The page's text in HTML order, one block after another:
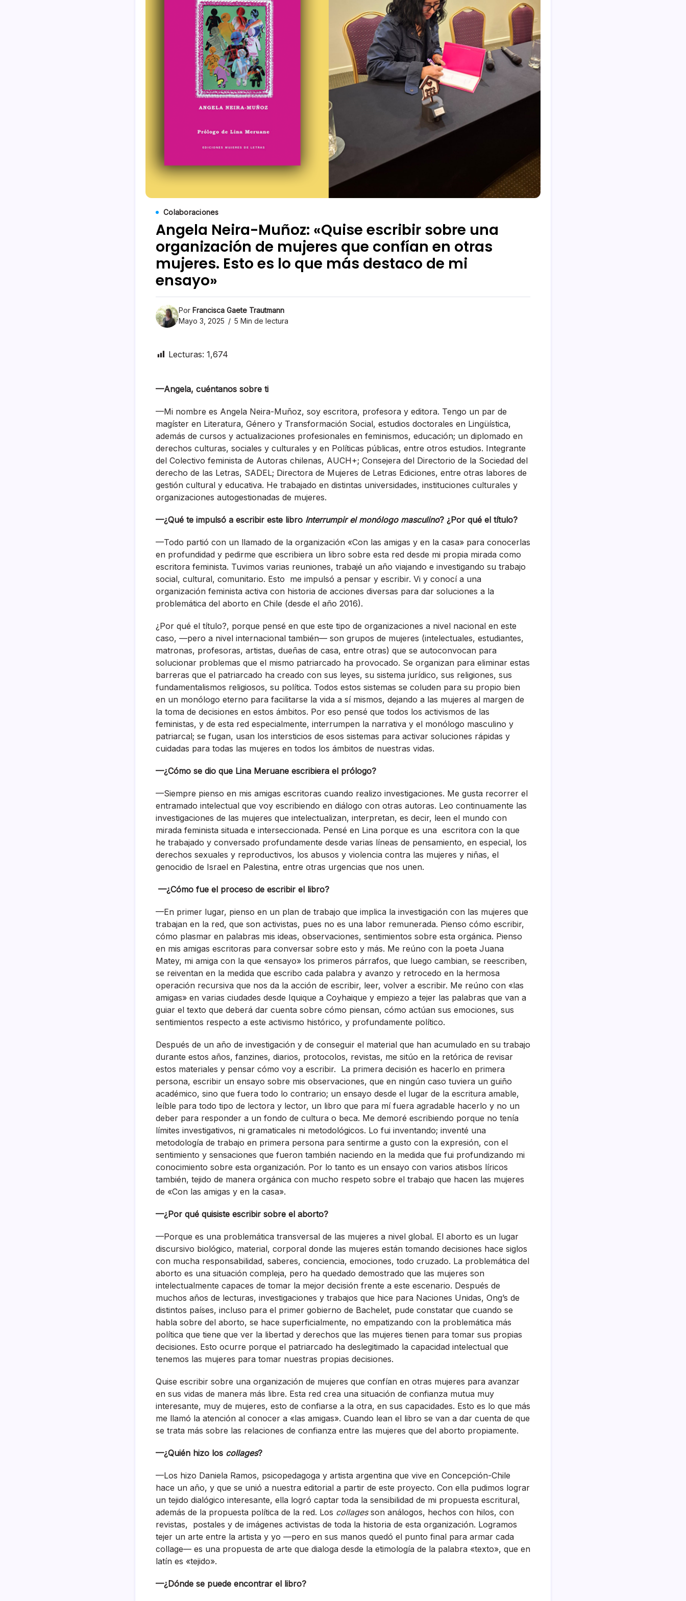
Colaboraciones
Angela Neira-Muñoz: «Quise escribir sobre una
organización de mujeres que confían en otras
mujeres. Esto es lo que más destaco de mi
ensayo»
Por Francisca Gaete Trautmann
Mayo 3, 2025
5 Min de lectura
Lecturas: 1,674
—Angela, cuéntanos sobre ti
—Mi nombre es Angela Neira-Muñoz, soy escritora, profesora y editora. Tengo un par de
magíster en Literatura, Género y Transformación Social, estudios doctorales en Lingüística,
además de cursos y actualizaciones profesionales en feminismos, educación; un diplomado en
derechos culturas, sociales y culturales y en Políticas públicas, entre otros estudios. Integrante
del Colectivo feminista de Autoras chilenas, AUCH+; Consejera del Directorio de la Sociedad del
derecho de las Letras, SADEL; Directora de Mujeres de Letras Ediciones, entre otras labores de
gestión cultural y educativa. He trabajado en distintas universidades, instituciones culturales y
organizaciones autogestionadas de mujeres.
—¿Qué te impulsó a escribir este libro Interrumpir el monólogo masculino? ¿Por qué el título?
—Todo partió con un llamado de la organización «Con las amigas y en la casa» para conocerlas
en profundidad y pedirme que escribiera un libro sobre esta red desde mi propia mirada como
escritora feminista. Tuvimos varias reuniones, trabajé un año viajando e investigando su trabajo
social, cultural, comunitario. Esto me impulsó a pensar y escribir. Vi y conocí a una
organización feminista activa con historia de acciones diversas para dar soluciones a la
problemática del aborto en Chile (desde el año 2016).
¿Por qué el título?, porque pensé en que este tipo de organizaciones a nivel nacional en este
caso, —pero a nivel internacional también— son grupos de mujeres (intelectuales, estudiantes,
matronas, profesoras, artistas, dueñas de casa, entre otras) que se autoconvocan para
solucionar problemas que el mismo patriarcado ha provocado. Se organizan para eliminar estas
barreras que el patriarcado ha creado con sus leyes, su sistema jurídico, sus religiones, sus
fundamentalismos religiosos, su política. Todos estos sistemas se coluden para su propio bien
en un monólogo eterno para facilitarse la vida a sí mismos, dejando a las mujeres al margen de
la toma de decisiones en estos ámbitos. Por eso pensé que todos los activismos de las
feministas, y de esta red especialmente, interrumpen la narrativa y el monólogo masculino y
patriarcal; se fugan, usan los intersticios de esos sistemas para activar soluciones rápidas y
cuidadas para todas las mujeres en todos los ámbitos de nuestras vidas.
—¿Cómo se dio que Lina Meruane escribiera el prólogo?
—Siempre pienso en mis amigas escritoras cuando realizo investigaciones. Me gusta recorrer el
entramado intelectual que voy escribiendo en diálogo con otras autoras. Leo continuamente las
investigaciones de las mujeres que intelectualizan, interpretan, es decir, leen el mundo con
mirada feminista situada e interseccionada. Pensé en Lina porque es una escritora con la que
he trabajado y conversado profundamente desde varias líneas de pensamiento, en especial, los
derechos sexuales y reproductivos, los abusos y violencia contra las mujeres y niñas, el
genocidio de Israel en Palestina, entre otras urgencias que nos unen.
—¿Cómo fue el proceso de escribir el libro?
—En primer lugar, pienso en un plan de trabajo que implica la investigación con las mujeres que
trabajan en la red, que son activistas, pues no es una labor remunerada. Pienso cómo escribir,
cómo plasmar en palabras mis ideas, observaciones, sentimientos sobre esta orgánica. Pienso
en mis amigas escritoras para conversar sobre esto y más. Me reúno con la poeta Juana
Matey, mi amiga con la que «ensayo» los primeros párrafos, que luego cambian, se reescriben,
se reiventan en la medida que escribo cada palabra y avanzo y retrocedo en la hermosa
operación recursiva que nos da la acción de escribir, leer, volver a escribir. Me reúno con «las
amigas» en varias ciudades desde Iquique a Coyhaique y empiezo a tejer las palabras que van a
guiar el texto que deberá dar cuenta sobre cómo piensan, cómo actúan sus emociones, sus
sentimientos respecto a este activismo histórico, y profundamente político.
Después de un año de investigación y de conseguir el material que han acumulado en su trabajo
durante estos años, fanzines, diarios, protocolos, revistas, me sitúo en la retórica de revisar
estos materiales y pensar cómo voy a escribir. La primera decisión es hacerlo en primera
persona, escribir un ensayo sobre mis observaciones, que en ningún caso tuviera un guiño
académico, sino que fuera todo lo contrario; un ensayo desde el lugar de la escritura amable,
leíble para todo tipo de lectora y lector, un libro que para mí fuera agradable hacerlo y no un
deber para responder a un fondo de cultura o beca. Me demoré escribiendo porque no tenía
límites investigativos, ni gramaticales ni metodológicos. Lo fui inventando; inventé una
metodología de trabajo en primera persona para sentirme a gusto con la expresión, con el
sentimiento y sensaciones que fueron también naciendo en la medida que fui profundizando mi
conocimiento sobre esta organización. Por lo tanto es un ensayo con varios atisbos líricos
también, tejido de manera orgánica con mucho respeto sobre el trabajo que hacen las mujeres
de «Con las amigas y en la casa».
—¿Por qué quisiste escribir sobre el aborto?
—Porque es una problemática transversal de las mujeres a nivel global. El aborto es un lugar
discursivo biológico, material, corporal donde las mujeres están tomando decisiones hace siglos
con mucha responsabilidad, saberes, conciencia, emociones, todo cruzado. La problemática del
aborto es una situación compleja, pero ha quedado demostrado que las mujeres son
intelectualmente capaces de tomar la mejor decisión frente a este escenario. Después de
muchos años de lecturas, investigaciones y trabajos que hice para Naciones Unidas, Ong’s de
distintos países, incluso para el primer gobierno de Bachelet, pude constatar que cuando se
habla sobre del aborto, se hace superficialmente, no empatizando con la problemática más
política que tiene que ver la libertad y derechos que las mujeres tienen para tomar sus propias
decisiones. Esto ocurre porque el patriarcado ha deslegitimado la capacidad intelectual que
tenemos las mujeres para tomar nuestras propias decisiones.
Quise escribir sobre una organización de mujeres que confían en otras mujeres para avanzar
en sus vidas de manera más libre. Esta red crea una situación de confianza mutua muy
interesante, muy de mujeres, esto de confiarse a la otra, en sus capacidades. Esto es lo que más
me llamó la atención al conocer a «las amigas». Cuando lean el libro se van a dar cuenta de que
se trata más sobre las relaciones de confianza entre las mujeres que del aborto propiamente.
—¿Quién hizo los collages?
—Los hizo Daniela Ramos, psicopedagoga y artista argentina que vive en Concepción-Chile
hace un año, y que se unió a nuestra editorial a partir de este proyecto. Con ella pudimos lograr
un tejido dialógico interesante, ella logró captar toda la sensibilidad de mi propuesta escritural,
además de la propuesta política de la red. Los collagesson análogos, hechos con hilos, con
revistas, postales y de imágenes activistas de toda la historia de esta organización. Logramos
tejer un arte entre la artista y yo —pero en sus manos quedó el punto final para armar cada
collage— es una propuesta de arte que dialoga desde la etimología de la palabra «texto», que en
latín es «tejido».
—¿Dónde se puede encontrar el libro?